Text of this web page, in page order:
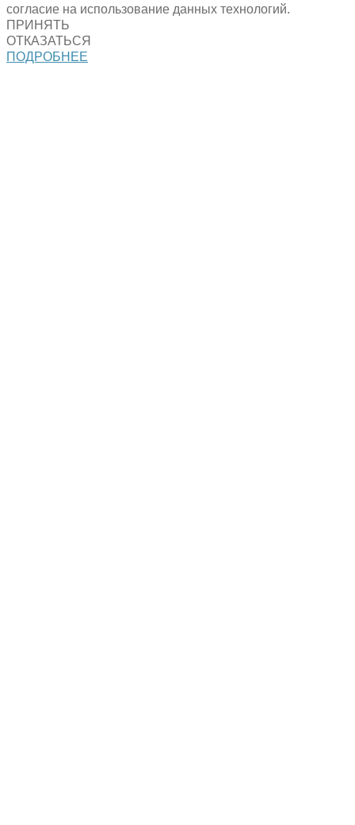
согласие на использование данных технологий.
ПРИНЯТЬ
ОТКАЗАТЬСЯ
ПОДРОБНЕЕ